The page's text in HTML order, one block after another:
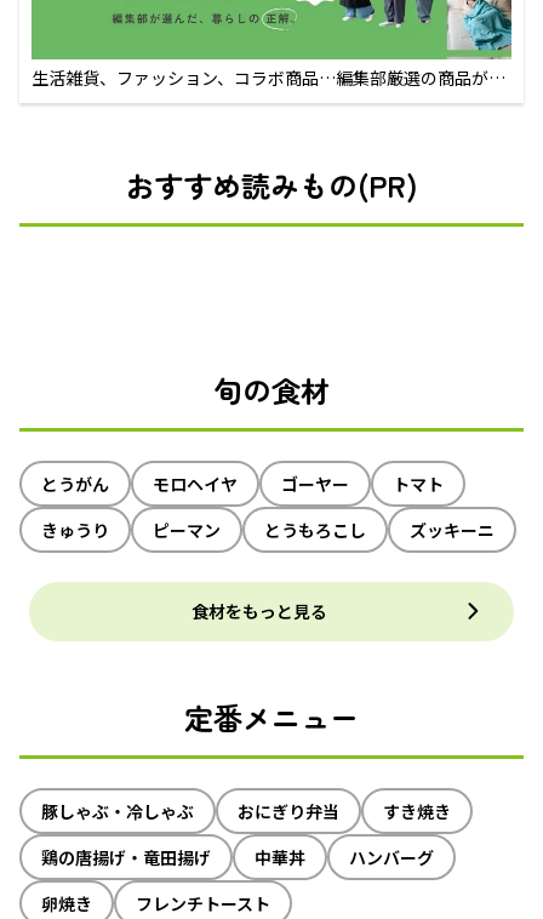
生活雑貨、ファッション、コラボ商品…編集部厳選の商品が買
えるECサイト
おすすめ読みもの(PR)
旬の食材
とうがん モロヘイヤ ゴーヤー
トマト
きゅうり
ピーマン とうもろこし ズッキーニ
食材をもっと見る
定番メニュー
豚しゃぶ・冷しゃぶ おにぎり弁当
すき焼き
鶏の唐揚げ・竜田揚げ
中華丼
ハンバーグ
卵焼き
フレンチトースト